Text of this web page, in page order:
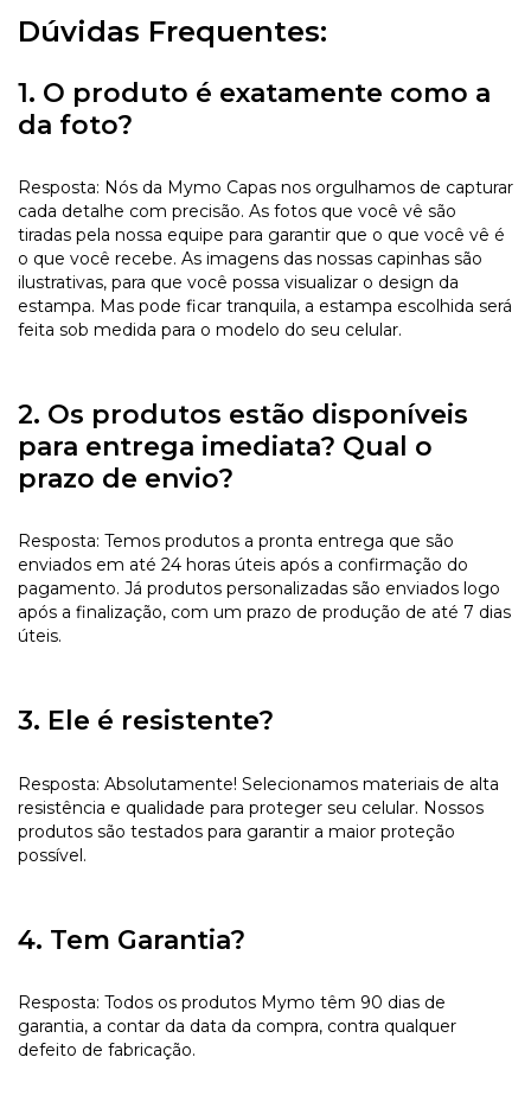
Dúvidas Frequentes:
1. O produto é exatamente como a
da foto?
Resposta: Nós da Mymo Capas nos orgulhamos de capturar
cada detalhe com precisão. As fotos que você vê são
tiradas pela nossa equipe para garantir que o que você vê é
o que você recebe. As imagens das nossas capinhas são
ilustrativas, para que você possa visualizar o design da
estampa. Mas pode ficar tranquila, a estampa escolhida será
feita sob medida para o modelo do seu celular.
2. Os produtos estão disponíveis
para entrega imediata? Qual o
prazo de envio?
Resposta: Temos produtos a pronta entrega que são
enviados em até 24 horas úteis após a confirmação do
pagamento. Já produtos personalizadas são enviados logo
após a finalização, com um prazo de produção de até 7 dias
úteis.
3. Ele é resistente?
Resposta: Absolutamente! Selecionamos materiais de alta
resistência e qualidade para proteger seu celular. Nossos
produtos são testados para garantir a maior proteção
possível.
4. Tem Garantia?
Resposta: Todos os produtos Mymo têm 90 dias de
garantia, a contar da data da compra, contra qualquer
defeito de fabricação.